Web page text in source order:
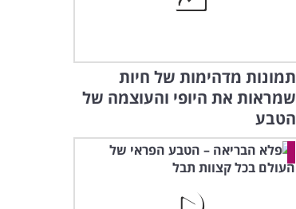
תמונות מדהימות של חיות
שמראות את היופי והעוצמה של
הטבע